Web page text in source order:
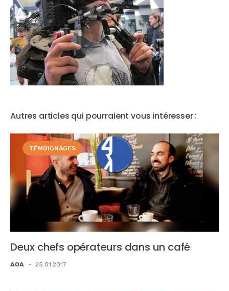
Autres articles qui pourraient vous intéresser :
TÉMOIGNAGES
Deux chefs opérateurs dans un café
AOA - 25.01.2017